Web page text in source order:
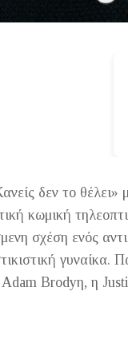
δεν το θέλει»
κωμική
σχέση ενός
γυναίκα.
Brodyη, η